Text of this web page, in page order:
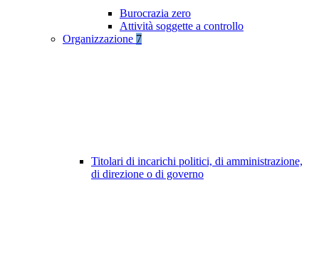
Burocrazia zero
Attività soggette a controllo
Organizzazione 7
Titolari di incarichi politici, di amministrazione,
di direzione o di governo